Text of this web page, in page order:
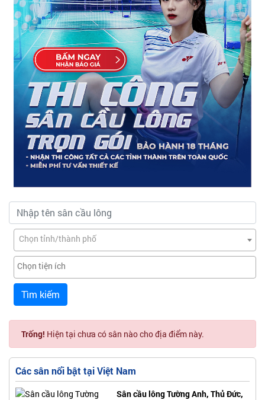
Chọn tỉnh/thành phố
Tìm kiếm
Trống! Hiện tại chưa có sân nào cho địa điểm này.
Các sân nổi bật tại Việt Nam
Sân cầu lông Tường Anh, Thủ Đức,